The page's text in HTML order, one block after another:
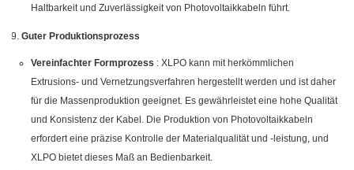
Haltbarkeit und Zuverlässigkeit von Photovoltaikkabeln führt.
Guter Produktionsprozess
Vereinfachter Formprozess : XLPO kann mit herkömmlichen
Extrusions- und Vernetzungsverfahren hergestellt werden und ist daher
für die Massenproduktion geeignet. Es gewährleistet eine hohe Qualität
und Konsistenz der Kabel. Die Produktion von Photovoltaikkabeln
erfordert eine präzise Kontrolle der Materialqualität und -leistung, und
XLPO bietet dieses Maß an Bedienbarkeit.